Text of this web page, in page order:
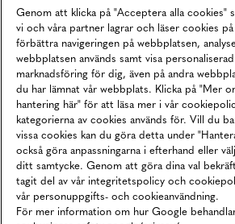
Köpvillkor
Karriär
Vårt Ansvar
Våra Tjänster
Press
Studentrabatt
B2B
Tillgänglighetsredogörelse
Genom att klicka på "Acceptera alla cookies"
vi och våra partner lagrar och läser cookies
förbättra navigeringen på webbplatsen,
webbplatsen används samt visa
marknadsföring för dig, även på andra
du har lämnat vår webbplats. Klicka på "Mer
hantering här" för att läsa mer i vår
kategorierna av cookies används för. Vill du
vissa cookies kan du göra detta under
också göra anpassningarna i efterhand eller
ditt samtycke. Genom att göra dina val
tagit del av vår integritetspolicy och
vår personuppgifts- och cookieanvändning.
För mer information om hur Google